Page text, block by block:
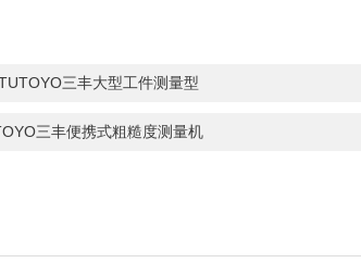
三丰大型工件测量型
三丰便携式粗糙度测量机